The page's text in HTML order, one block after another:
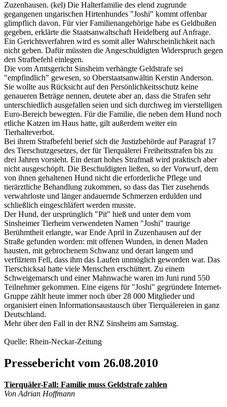
Zuzenhausen. (kel) Die Halterfamilie des elend zugrunde
gegangenen ungarischen Hirtenhundes "Joshi" kommt offenbar
glimpflich davon. Für vier Familienangehörige habe es Geldbußen
gegeben, erklärte die Staatsanwaltschaft Heidelberg auf Anfrage.
Ein Gerichtsverfahren wird es somit aller Wahrscheinlichkeit nach
nicht geben. Dafür müssten die Angeschuldigten Widerspruch gegen
den Strafbefehl einlegen.
Die vom Amtsgericht Sinsheim verhängte Geldstrafe sei
"empfindlich" gewesen, so Oberstaatsanwältin Kerstin Anderson.
Sie wollte aus Rücksicht auf den Persönlichkeitsschutz keine
genaueren Beträge nennen, deutete aber an, dass die Strafen sehr
unterschiedlich ausgefallen seien und sich durchweg im vierstelligen
Euro-Bereich bewegten. Für die Familie, die neben dem Hund noch
etliche Katzen im Haus hatte, gilt außerdem weiter ein
Tierhalteverbot.
Bei ihrem Strafbefehl berief sich die Justizbehörde auf Paragraf 17
des Tierschutzgesetzes, der für Tierquälerei Freiheitsstrafen bis zu
drei Jahren vorsieht. Ein derart hohes Strafmaß wird praktisch aber
nicht ausgeschöpft. Die Beschuldigten ließen, so der Vorwurf, dem
von ihnen gehaltenen Hund nicht die erforderliche Pflege und
tierärztliche Behandlung zukommen, so dass das Tier zusehends
verwahrloste und länger andauernde Schmerzen erdulden und
schließlich eingeschläfert werden musste.
Der Hund, der ursprünglich "Pit" hieß und unter dem vom
Sinsheimer Tierheim verwendeten Namen "Joshi" traurige
Berühmtheit erlangte, war Ende April in Zuzenhausen auf der
Straße gefunden worden: mit offenen Wunden, in denen Maden
hausten, mit gebrochenem Schwanz und derart langem und
verfilztem Fell, dass ihm das Laufen unmöglich geworden war. Das
Tierschicksal hatte viele Menschen erschüttert. Zu einem
Schweigemarsch und einer Mahnwache waren im Juni rund 550
Teilnehmer gekommen. Eine eigens für "Joshi" gegründete Internet-
Gruppe zählt heute immer noch über 28 000 Mitglieder und
organisiert einen Informationsaustausch über Tierquälereien in ganz
Deutschland.
Mehr über den Fall in der RNZ Sinsheim am Samstag.
Quelle: Rhein-Neckar-Zeitung
Pressebericht vom 26.08.2010
Tierquäler-Fall: Familie muss Geldstrafe zahlen
Von Adrian Hoffmann